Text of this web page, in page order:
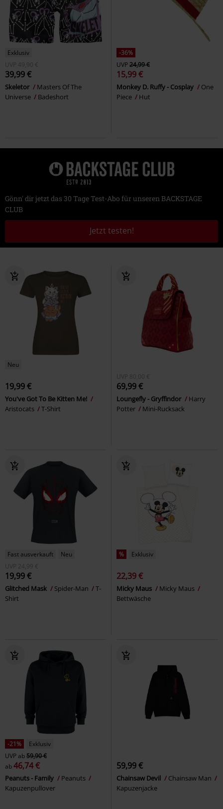
Exklusiv
UVP
49,90 €
39,99 €
Skeletor
Masters Of The
Universe
Badeshort
-36%
UVP24,99 €
15,99 €
Monkey D. Ruffy - Cosplay
One
Piece
Hut
Gönn' dir jetzt das 30 Tage Test-Abo für unseren BACKSTAGE
CLUB
Jetzt testen!
Neu
19,99 €
You've Got To Be Kitten Me!
Aristocats
T-Shirt
UVP 80,00 €
69,99 €
Loungefly - Gryffindor
Harry
Potter
Mini-Rucksack
Fast ausverkauft
Neu
UVP
24,99 €
19,99 €
Glitched Mask Spider-Man
T-
Shirt
% Exklusiv
22,39 €
Micky Maus
Micky Maus
Bettwäsche
-21%
Exklusiv
UVPab59,90 €
ab46,74 €
Peanuts - Family
Peanuts
Kapuzenpullover
59,99 €
Chainsaw Devil
Chainsaw Man
Kapuzenjacke